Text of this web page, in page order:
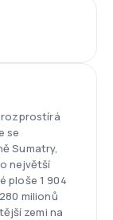
rozprostírá
se
Sumatry,
největší
ploše 1 904
milionů
zemi na